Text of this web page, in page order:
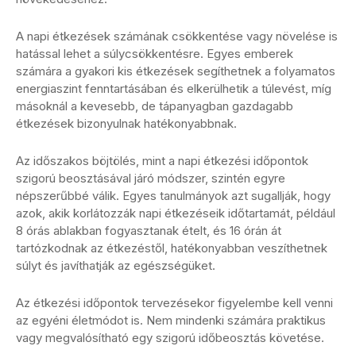
A napi étkezések számának csökkentése vagy növelése is
hatással lehet a súlycsökkentésre. Egyes emberek
számára a gyakori kis étkezések segíthetnek a folyamatos
energiaszint fenntartásában és elkerülhetik a túlevést, míg
másoknál a kevesebb, de tápanyagban gazdagabb
étkezések bizonyulnak hatékonyabbnak.
Az időszakos böjtölés, mint a napi étkezési időpontok
szigorú beosztásával járó módszer, szintén egyre
népszerűbbé válik. Egyes tanulmányok azt sugallják, hogy
azok, akik korlátozzák napi étkezéseik időtartamát, például
8 órás ablakban fogyasztanak ételt, és 16 órán át
tartózkodnak az étkezéstől, hatékonyabban veszíthetnek
súlyt és javíthatják az egészségüket.
Az étkezési időpontok tervezésekor figyelembe kell venni
az egyéni életmódot is. Nem mindenki számára praktikus
vagy megvalósítható egy szigorú időbeosztás követése.